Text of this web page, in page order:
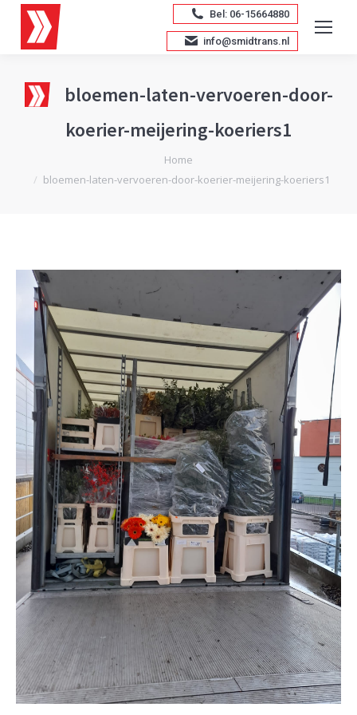
Bel: 06-15664880
info@smidtrans.nl
bloemen-laten-vervoeren-door-
koerier-meijering-koeriers1
Home
bloemen-laten-vervoeren-door-koerier-meijering-koeriers1